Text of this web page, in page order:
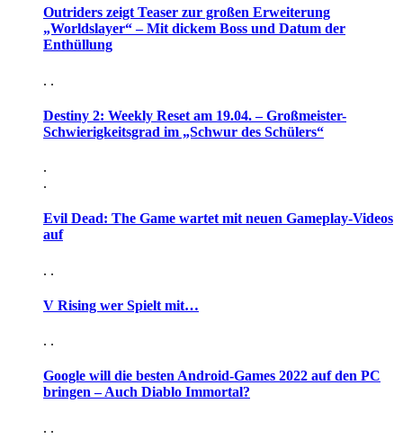
Outriders zeigt Teaser zur großen Erweiterung
„Worldslayer“ – Mit dickem Boss und Datum der
Enthüllung
. .
Destiny 2: Weekly Reset am 19.04. – Großmeister-
Schwierigkeitsgrad im „Schwur des Schülers“
.
.
Evil Dead: The Game wartet mit neuen Gameplay-Videos
auf
. .
V Rising wer Spielt mit…
. .
Google will die besten Android-Games 2022 auf den PC
bringen – Auch Diablo Immortal?
. .